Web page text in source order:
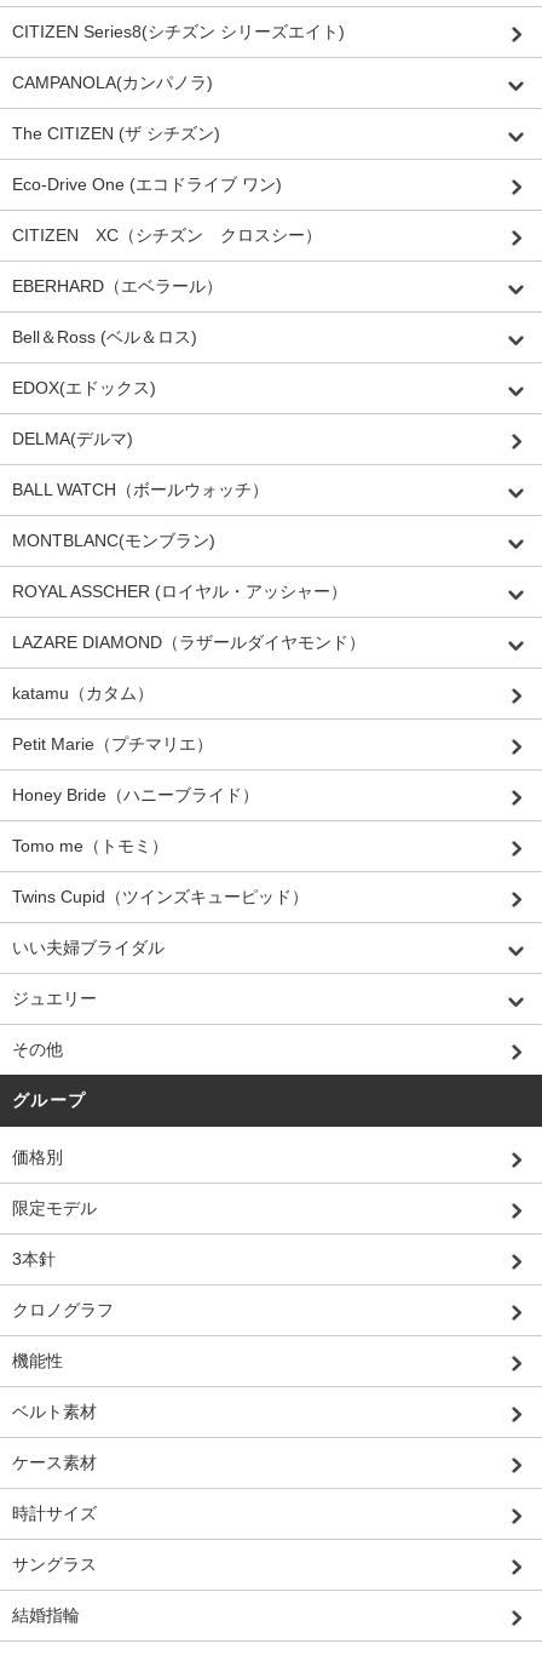
CITIZEN Series8(シチズン シリーズエイト)
CAMPANOLA(カンパノラ)
The CITIZEN (ザ シチズン)
Eco-Drive One (エコドライブ ワン)
CITIZEN XC（シチズン クロスシー）
EBERHARD（エベラール）
Bell＆Ross (ベル＆ロス)
EDOX(エドックス)
DELMA(デルマ)
BALL WATCH（ボールウォッチ）
MONTBLANC(モンブラン)
ROYAL ASSCHER (ロイヤル・アッシャー）
LAZARE DIAMOND（ラザールダイヤモンド）
katamu（カタム）
Petit Marie（プチマリエ）
Honey Bride（ハニーブライド）
Tomo me（トモミ）
Twins Cupid（ツインズキューピッド）
いい夫婦ブライダル
ジュエリー
その他
グループ
価格別
限定モデル
3本針
クロノグラフ
機能性
ベルト素材
ケース素材
時計サイズ
サングラス
結婚指輪